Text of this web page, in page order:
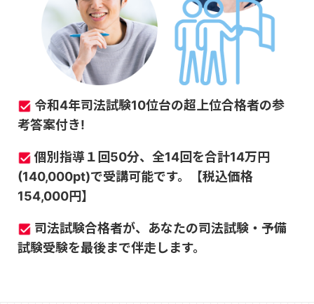
令和4年司法試験10位台の超上位合格者の参
考答案付き!
個別指導１回50分、 全14回を合計14万円
(140,000pt)で受講可能です。【税込価格
154,000円】
司法試験合格者が、あなたの司法試験・予備
試験受験を最後まで伴走します。